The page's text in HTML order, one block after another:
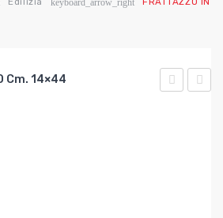
keyboard_arrow_right
Cm. 14×44